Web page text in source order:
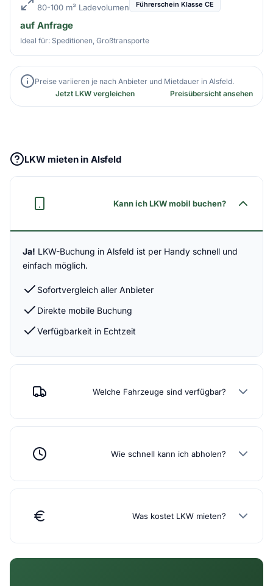
80-100 m³ Ladevolumen Führerschein Klasse CE
auf Anfrage
Ideal für: Speditionen, Großtransporte
Preise variieren je nach Anbieter und Mietdauer in Alsfeld.
Jetzt LKW vergleichen
Preisübersicht ansehen
LKW mieten in Alsfeld
Kann ich LKW mobil buchen?
Ja! LKW-Buchung in Alsfeld ist per Handy schnell und
einfach möglich.
Sofortvergleich aller Anbieter
Direkte mobile Buchung
Verfügbarkeit in Echtzeit
Welche Fahrzeuge sind verfügbar?
Wie schnell kann ich abholen?
Was kostet LKW mieten?